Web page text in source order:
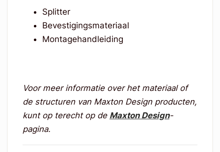
Splitter
Bevestigingsmateriaal
Montagehandleiding
Voor meer informatie over het materiaal of
de structuren van Maxton Design producten,
kunt op terecht op de Maxton Design-
pagina.